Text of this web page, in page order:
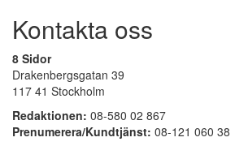
Kontakta oss
8 Sidor
Drakenbergsgatan 39
117 41 Stockholm
Redaktionen: 08-580 02 867
Prenumerera/Kundtjänst: 08-121 060 38